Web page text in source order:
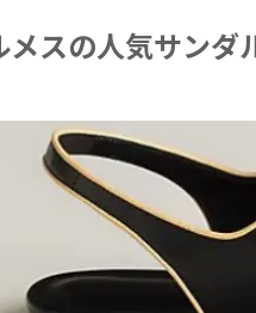
メスの人気サン